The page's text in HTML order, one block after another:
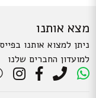
מצא אותנו
ניתן למצוא אותנו
למועדון החברים שלנו